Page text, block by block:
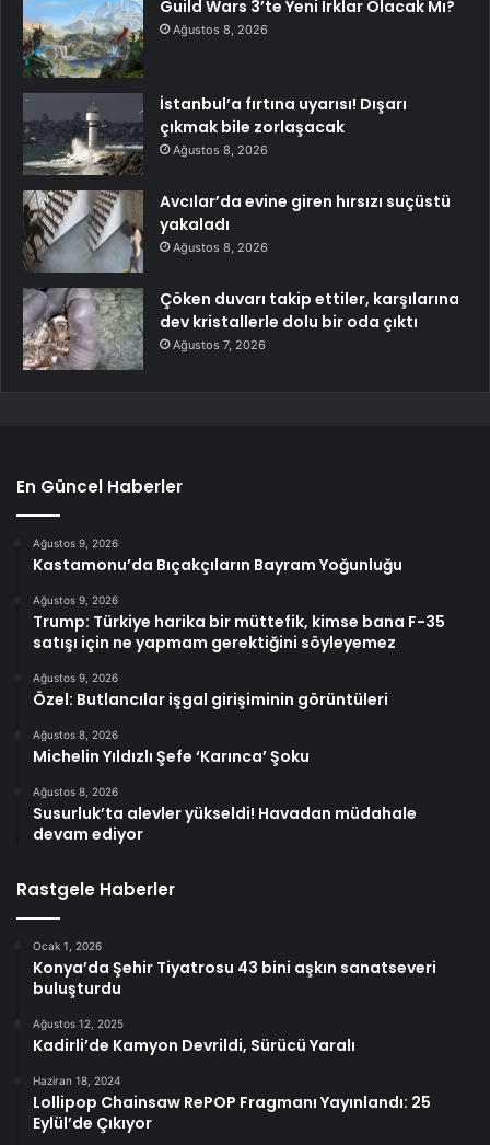
Guild Wars 3’te Yeni Irklar Olacak Mı?
Ağustos 8, 2026
İstanbul’a fırtına uyarısı! Dışarı
çıkmak bile zorlaşacak
Ağustos 8, 2026
Avcılar’da evine giren hırsızı suçüstü
yakaladı
Ağustos 8, 2026
Çöken duvarı takip ettiler, karşılarına
dev kristallerle dolu bir oda çıktı
Ağustos 7, 2026
En Güncel Haberler
Ağustos 9, 2026
Kastamonu’da Bıçakçıların Bayram Yoğunluğu
Ağustos 9, 2026
Trump: Türkiye harika bir müttefik, kimse bana F-35
satışı için ne yapmam gerektiğini söyleyemez
Ağustos 9, 2026
Özel: Butlancılar işgal girişiminin görüntüleri
Ağustos 8, 2026
Michelin Yıldızlı Şefe ‘Karınca’ Şoku
Ağustos 8, 2026
Susurluk’ta alevler yükseldi! Havadan müdahale
devam ediyor
Rastgele Haberler
Ocak 1, 2026
Konya’da Şehir Tiyatrosu 43 bini aşkın sanatseveri
buluşturdu
Ağustos 12, 2025
Kadirli’de Kamyon Devrildi, Sürücü Yaralı
Haziran 18, 2024
Lollipop Chainsaw RePOP Fragmanı Yayınlandı: 25
Eylül’de Çıkıyor